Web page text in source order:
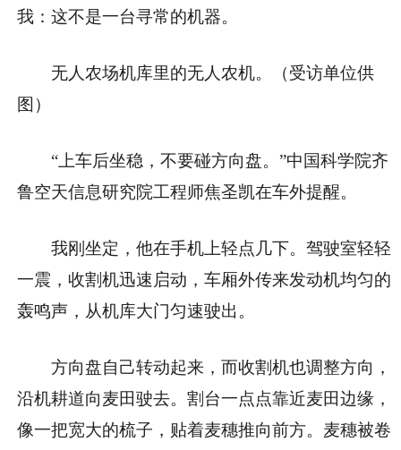
我：这不是一台寻常的机器。
无人农场机库里的无人农机。（受访单位供
图）
“上车后坐稳，不要碰方向盘。”中国科学院齐
鲁空天信息研究院工程师焦圣凯在车外提醒。
我刚坐定，他在手机上轻点几下。驾驶室轻轻
一震，收割机迅速启动，车厢外传来发动机均匀的
轰鸣声，从机库大门匀速驶出。
方向盘自己转动起来，而收割机也调整方向，
沿机耕道向麦田驶去。割台一点点靠近麦田边缘，
像一把宽大的梳子，贴着麦穗推向前方。麦穗被卷